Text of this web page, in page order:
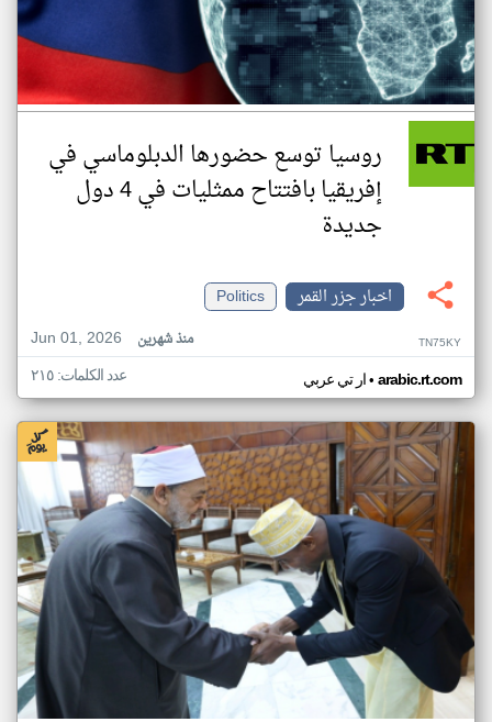
روسيا توسع حضورها الدبلوماسي في
إفريقيا بافتتاح ممثليات في 4 دول
جديدة
اخبار جزر القمر
Politics
Jun 01, 2026
منذ شهرين TN75KY
ار تي عربي• arabic.rt.com عدد الكلمات: ٢١٥